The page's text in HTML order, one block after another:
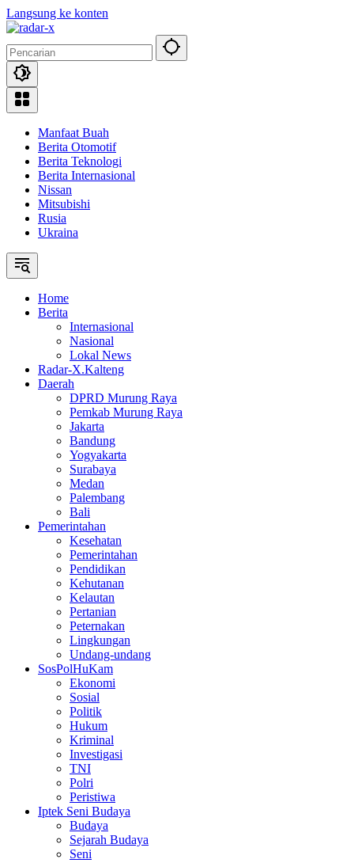
Langsung ke konten
Manfaat Buah
Berita Otomotif
Berita Teknologi
Berita Internasional
Nissan
Mitsubishi
Rusia
Ukraina
Home
Berita
Internasional
Nasional
Lokal News
Radar-X.Kalteng
Daerah
DPRD Murung Raya
Pemkab Murung Raya
Jakarta
Bandung
Yogyakarta
Surabaya
Medan
Palembang
Bali
Pemerintahan
Kesehatan
Pemerintahan
Pendidikan
Kehutanan
Kelautan
Pertanian
Peternakan
Lingkungan
Undang-undang
SosPolHuKam
Ekonomi
Sosial
Politik
Hukum
Kriminal
Investigasi
TNI
Polri
Peristiwa
Iptek Seni Budaya
Budaya
Sejarah Budaya
Seni